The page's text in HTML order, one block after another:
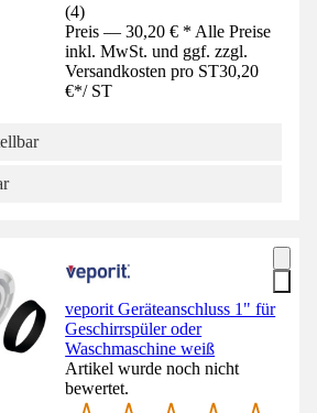
(4)
Preis — 30,20 € * Alle Preise
inkl. MwSt. und ggf. zzgl.
Versandkosten pro ST30,20
€*/ ST
veporit Geräteanschluss 1" für
Geschirrspüler oder
Waschmaschine weiß
Artikel wurde noch nicht
bewertet.